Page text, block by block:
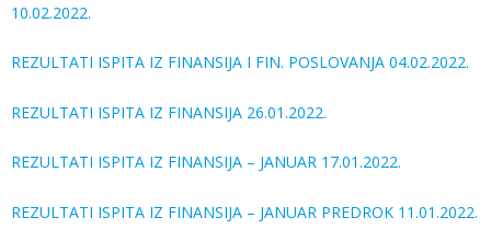
10.02.2022.
REZULTATI ISPITA IZ FINANSIJA I FIN. POSLOVANJA 04.02.2022.
REZULTATI ISPITA IZ FINANSIJA 26.01.2022.
REZULTATI ISPITA IZ FINANSIJA – JANUAR 17.01.2022.
REZULTATI ISPITA IZ FINANSIJA – JANUAR PREDROK 11.01.2022.